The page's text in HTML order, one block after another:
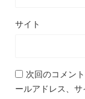
サイト
次回のコメン
ールアドレス、サ